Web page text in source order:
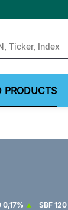
PRODUCTS
0,17% SBF 120